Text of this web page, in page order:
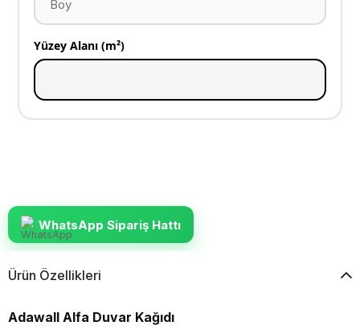
Yüzey Alanı (m²)
WhatsApp Sipariş Hattı
Ürün Özellikleri
Adawall Alfa Duvar Kağıdı